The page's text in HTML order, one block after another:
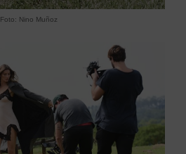
Foto: Nino Muñoz